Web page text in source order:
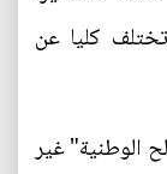
كليا عن
الوطنية" غير